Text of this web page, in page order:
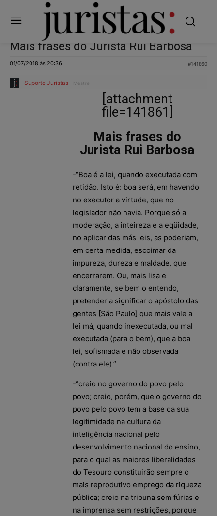
Mais frases do Jurista Rui Barbosa
01/07/2018 às 20:36 #141860
Suporte Juristas Mestre
[attachment
file=141861]
Mais frases do
Jurista Rui Barbosa
-“Boa é a lei, quando executada com
retidão. Isto é: boa será, em havendo
no executor a virtude, que no
legislador não havia. Porque só a
moderação, a inteireza e a eqüidade,
no aplicar das más leis, as poderiam,
em certa medida, escoimar da
impureza, dureza e maldade, que
encerrarem. Ou, mais lisa e
claramente, se bem o entendo,
pretenderia significar o apóstolo das
gentes [São Paulo] que mais vale a
lei má, quando inexecutada, ou mal
executada (para o bem), que a boa
lei, sofismada e não observada
(contra ele).”
-“creio no governo do povo pelo
povo; creio, porém, que o governo do
povo pelo povo tem a base da sua
legitimidade na cultura da
inteligência nacional pelo
desenvolvimento nacional do ensino,
para o qual as maiores liberalidades
do Tesouro constituirão sempre o
mais reprodutivo emprego da riqueza
pública; creio na tribuna sem fúrias e
na imprensa sem restrições, porque